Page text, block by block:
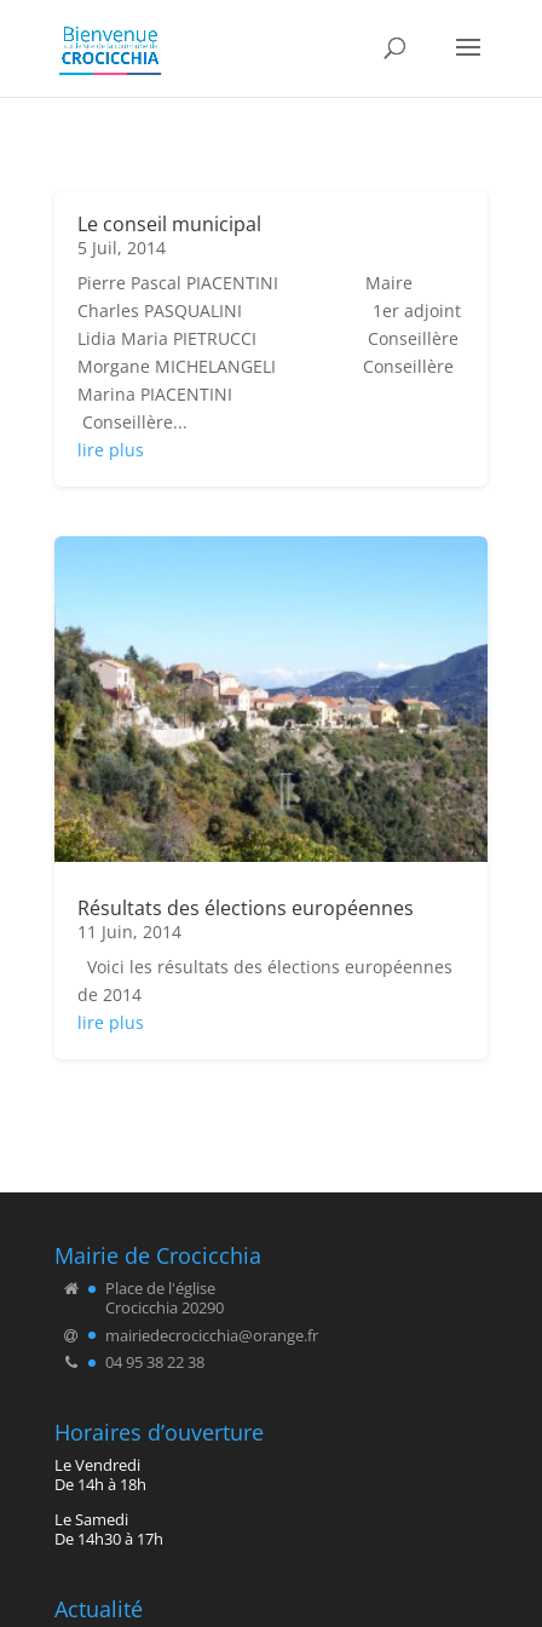
Le conseil municipal
5 Juil, 2014
Pierre Pascal PIACENTINI Maire
Charles PASQUALINI 1er adjoint
Lidia Maria PIETRUCCI Conseillère
Morgane MICHELANGELI Conseillère
Marina PIACENTINI
Conseillère...
lire plus
Résultats des élections européennes
11 Juin, 2014
Voici les résultats des élections européennes
de 2014
lire plus
Mairie de Crocicchia
Place de l'église
Crocicchia 20290
mairiedecrocicchia@orange.fr
04 95 38 22 38
Horaires d’ouverture
Le Vendredi
De 14h à 18h
Le Samedi
De 14h30 à 17h
Actualité